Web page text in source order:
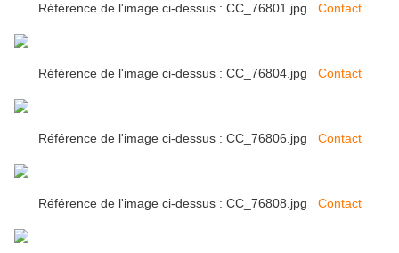
Référence de l'image ci-dessus : CC_76801.jpg Contact
Référence de l'image ci-dessus : CC_76804.jpg Contact
Référence de l'image ci-dessus : CC_76806.jpg Contact
Référence de l'image ci-dessus : CC_76808.jpg Contact